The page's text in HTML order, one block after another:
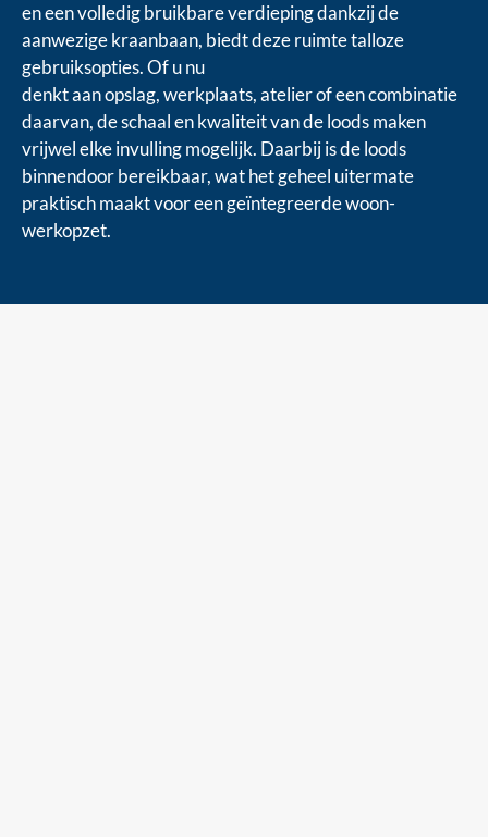
en een volledig bruikbare verdieping dankzij de
aanwezige kraanbaan, biedt deze ruimte talloze
gebruiksopties. Of u nu
denkt aan opslag, werkplaats, atelier of een combinatie
daarvan, de schaal en kwaliteit van de loods maken
vrijwel elke invulling mogelijk. Daarbij is de loods
binnendoor bereikbaar, wat het geheel uitermate
praktisch maakt voor een geïntegreerde woon-
werkopzet.